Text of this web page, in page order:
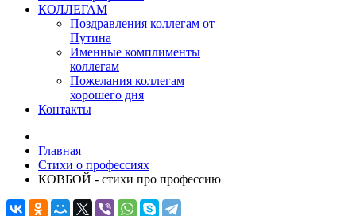
КОЛЛЕГАМ
Поздравления коллегам от
Путина
Именные комплименты
коллегам
Пожелания коллегам
хорошего дня
Контакты
Главная
Стихи о профессиях
КОВБОЙ - стихи про профессию